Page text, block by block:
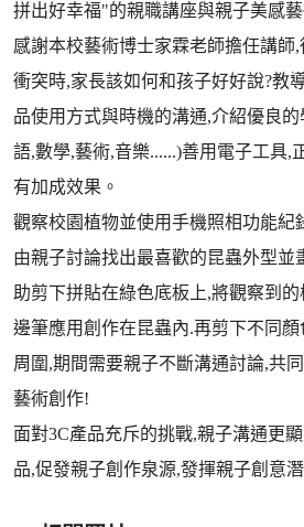
拼出好幸福"的親職講座與親子美感藝
感謝本校藝術博士家霖老師擔任講師
衝突時,家長該如何和孩子好好說?教
品使用方式與時機的溝通,介紹優良
語,數學,藝術,音樂......)善用電子工具,
有加成效果。
觀察校園植物並使用手機照相功能紀
由親子討論找出最喜歡的昆蟲外型並
助剪下拼貼在綠色底板上,將觀察到
邊筆應用創作在昆蟲內.再剪下不同
周圍,期間需要親子不斷溝通討論,共
藝術創作!
面對3C產品充斥的挑戰,親子溝通更
品,促發親子創作泉源,發揮親子創意